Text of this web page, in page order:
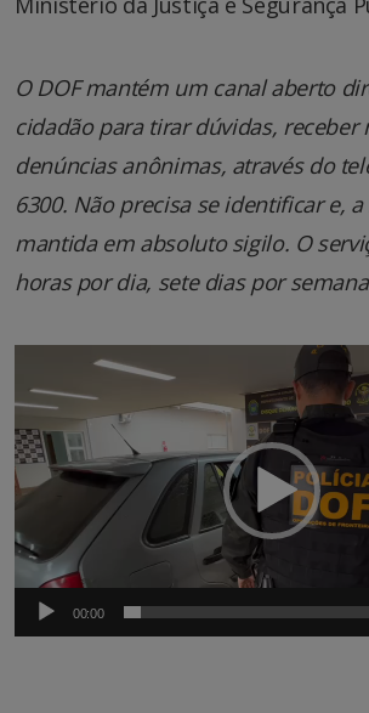
O DOF mantém um canal aberto
cidadão para tirar dúvidas, receber
denúncias anônimas, através do
6300. Não precisa se identificar e,
mantida em absoluto sigilo. O
horas por dia, sete dias por
Tocador
de
vídeo
00:00